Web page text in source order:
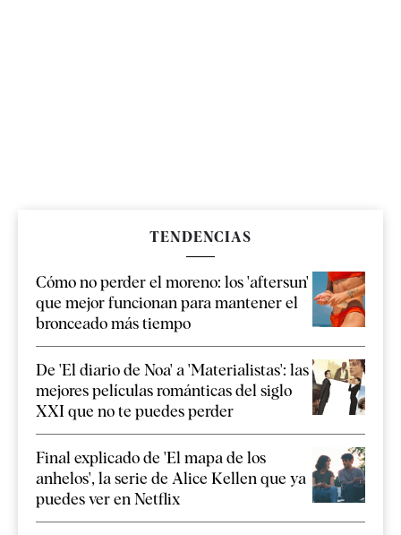
TENDENCIAS
Cómo no perder el moreno: los 'aftersun'
que mejor funcionan para mantener el
bronceado más tiempo
De 'El diario de Noa' a 'Materialistas': las
mejores películas románticas del siglo
XXI que no te puedes perder
Final explicado de 'El mapa de los
anhelos', la serie de Alice Kellen que ya
puedes ver en Netflix